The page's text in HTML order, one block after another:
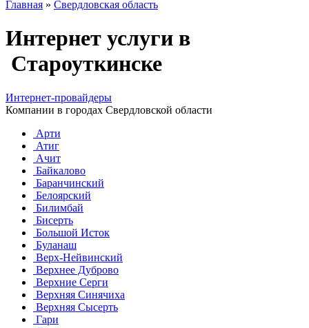
Главная » Свердловская область
Интернет услуги в
Староуткинске
Интернет-провайдеры
Компании в городах Свердловской области
Арти
Атиг
Ачит
Байкалово
Баранчинский
Белоярский
Билимбай
Бисерть
Большой Исток
Буланаш
Верх-Нейвинский
Верхнее Дуброво
Верхние Серги
Верхняя Синячиха
Верхняя Сысерть
Гари